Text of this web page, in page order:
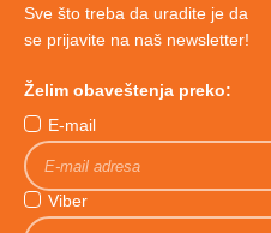
Sve što treba da uradite je da
se prijavite na naš newsletter!
Želim obaveštenja preko:
E-mail
Viber